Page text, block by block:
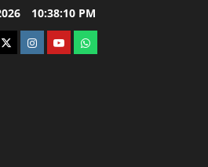
10:38:11 PM
twitterinstagram.com
youtubewhatsapp